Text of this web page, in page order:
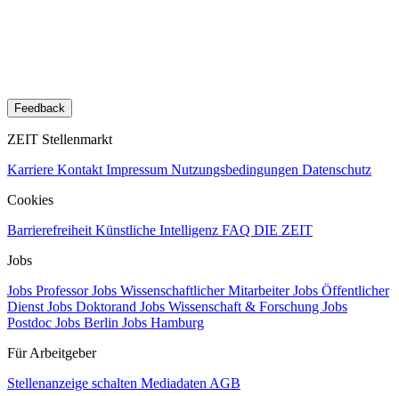
Feedback
ZEIT Stellenmarkt
Karriere Kontakt Impressum Nutzungsbedingungen Datenschutz
Cookies
Barrierefreiheit Künstliche Intelligenz FAQ DIE ZEIT
Jobs
Jobs ProfessorJobs Wissenschaftlicher MitarbeiterJobs Öffentlicher
Dienst Jobs Doktorand Jobs Wissenschaft & Forschung Jobs
Postdoc Jobs Berlin Jobs Hamburg
Für Arbeitgeber
Stellenanzeige schalten Mediadaten AGB